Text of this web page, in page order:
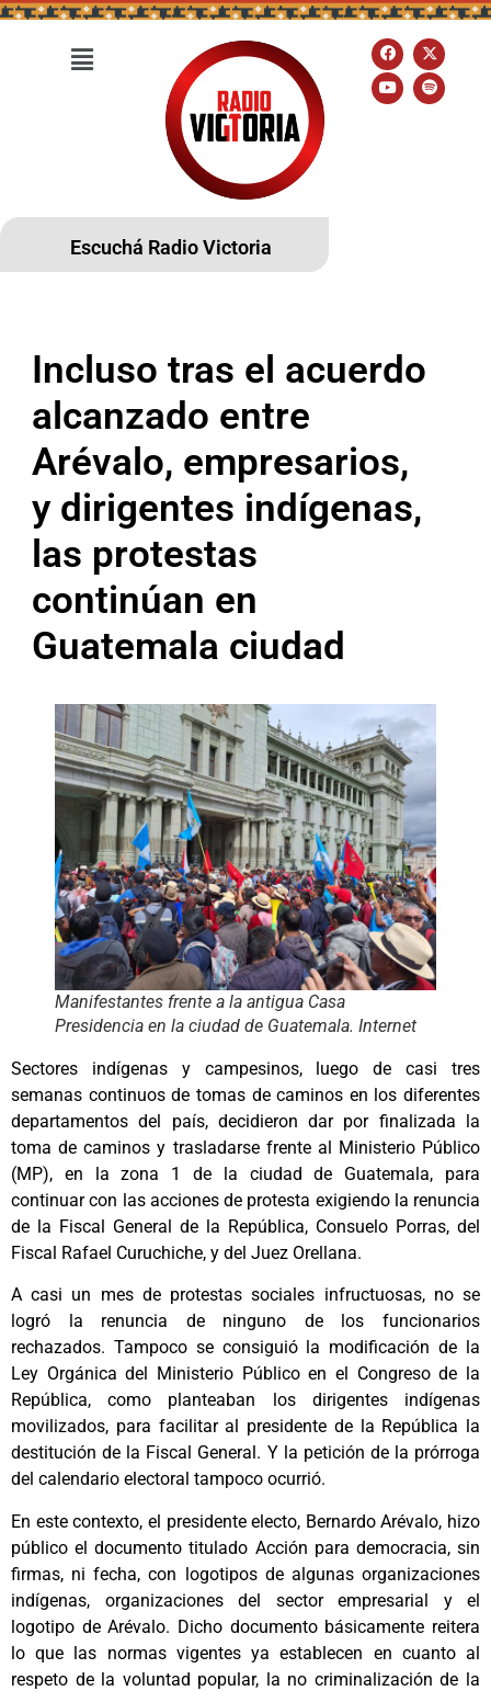
Escuchá Radio Victoria
Incluso tras el acuerdo
alcanzado entre
Arévalo, empresarios,
y dirigentes indígenas,
las protestas
continúan en
Guatemala ciudad
Manifestantes frente a la antigua Casa
Presidencia en la ciudad de Guatemala. Internet
Sectores indígenas y campesinos, luego de casi tres
semanas continuos de tomas de caminos en los diferentes
departamentos del país, decidieron dar por finalizada la
toma de caminos y trasladarse frente al Ministerio Público
(MP), en la zona 1 de la ciudad de Guatemala, para
continuar con las acciones de protesta exigiendo la renuncia
de la Fiscal General de la República, Consuelo Porras, del
Fiscal Rafael Curuchiche, y del Juez Orellana.
A casi un mes de protestas sociales infructuosas, no se
logró la renuncia de ninguno de los funcionarios
rechazados. Tampoco se consiguió la modificación de la
Ley Orgánica del Ministerio Público en el Congreso de la
República, como planteaban los dirigentes indígenas
movilizados, para facilitar al presidente de la República la
destitución de la Fiscal General. Y la petición de la prórroga
del calendario electoral tampoco ocurrió.
En este contexto, el presidente electo, Bernardo Arévalo, hizo
público el documento titulado Acción para democracia, sin
firmas, ni fecha, con logotipos de algunas organizaciones
indígenas, organizaciones del sector empresarial y el
logotipo de Arévalo. Dicho documento básicamente reitera
lo que las normas vigentes ya establecen en cuanto al
respeto de la voluntad popular, la no criminalización de la